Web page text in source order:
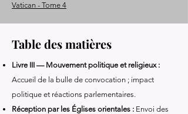
Vatican - Tome 4
Table des matières
Livre III — Mouvement politique et religieux :
Accueil de la bulle de convocation ; impact
politique et réactions parlementaires.
Réception par les Églises orientales : Envoi des